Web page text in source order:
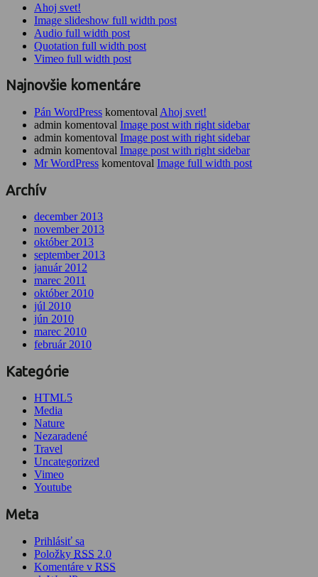
Ahoj svet!
Image slideshow full width post
Audio full width post
Quotation full width post
Vimeo full width post
Najnovšie komentáre
Pán WordPress komentoval Ahoj svet!
admin komentoval Image post with right sidebar
admin komentoval Image post with right sidebar
admin komentoval Image post with right sidebar
Mr WordPress komentoval Image full width post
Archív
december 2013
november 2013
október 2013
september 2013
január 2012
marec 2011
október 2010
júl 2010
jún 2010
marec 2010
február 2010
Kategórie
HTML5
Media
Nature
Nezaradené
Travel
Uncategorized
Vimeo
Youtube
Meta
Prihlásiť sa
Položky RSS 2.0
Komentáre v RSS